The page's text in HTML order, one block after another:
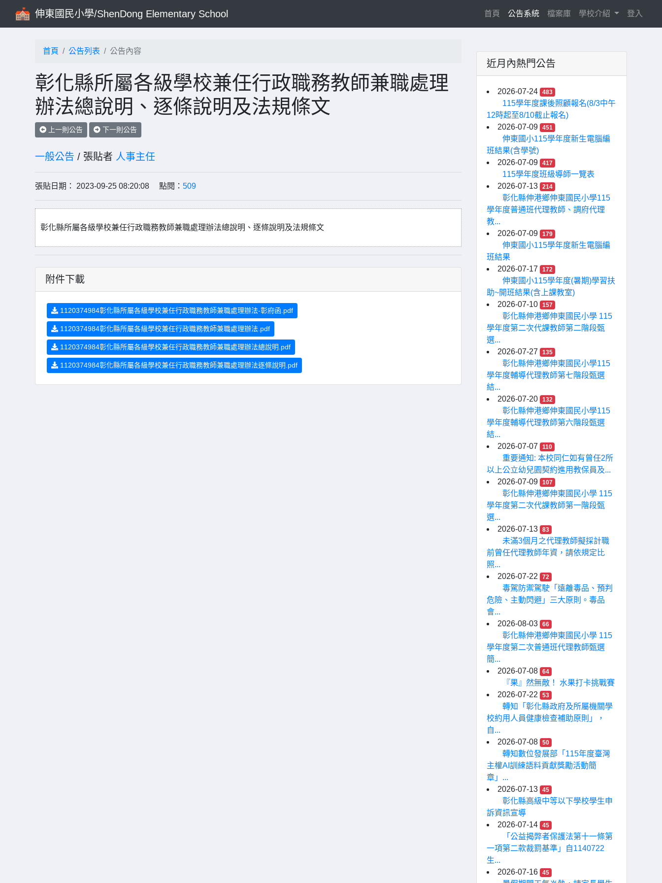
伸東國民小學/ShenDong Elementary School 首頁 (current)
公告系統 檔案庫 學校介紹 登入
首頁 公告列表 公告內容
彰化縣所屬各級學校兼任行政職務教師兼職處理
辦法總說明、逐條說明及法規條文
上一則公告 下一則公告
一般公告 / 張貼者 人事主任
張貼日期： 2023-09-25 08:20:08 點閱： 509
彰化縣所屬各級學校兼任行政職務教師兼職處理辦法總說明、逐條說明及法規條文
附件下載
1120374984彰化縣所屬各級學校兼任行政職務教師兼職處理辦法-彰府函.pdf
1120374984彰化縣所屬各級學校兼任行政職務教師兼職處理辦法.pdf
1120374984彰化縣所屬各級學校兼任行政職務教師兼職處理辦法總說明.pdf
1120374984彰化縣所屬各級學校兼任行政職務教師兼職處理辦法逐條說明.pdf
近月內熱門公告
2026-07-24 483
115學年度課後照顧報名(8/3中午
12時起至8/10截止報名)
2026-07-09
451
伸東國小115學年度新生電腦編
班結果(含學號)
2026-07-09
417
115學年度班級導師一覽表
2026-07-13
214
彰化縣伸港鄉伸東國民小學115
學年度普通班代理教師、調府代理
教...
2026-07-09
179
伸東國小115學年度新生電腦編
班結果
2026-07-17
172
伸東國小115學年度(暑期)學習扶
助~開班結果(含上課教室)
2026-07-10
157
彰化縣伸港鄉伸東國民小學 115
學年度第二次代課教師第二階段甄
選...
2026-07-27
135
彰化縣伸港鄉伸東國民小學115
學年度輔導代理教師第七階段甄選
結...
2026-07-20
132
彰化縣伸港鄉伸東國民小學115
學年度輔導代理教師第六階段甄選
結...
2026-07-07
110
重要通知: 本校同仁如有曾任2所
以上公立幼兒園契約進用教保員及...
2026-07-09
107
彰化縣伸港鄉伸東國民小學 115
學年度第二次代課教師第一階段甄
選...
2026-07-13
83
未滿3個月之代理教師擬採計職
前曾任代理教師年資，請依規定比
照...
2026-07-22
72
毒駕防禦駕駛「遠離毒品、預判
危險、主動閃避」三大原則。毒品
會...
2026-08-03
66
彰化縣伸港鄉伸東國民小學 115
學年度第二次普通班代理教師甄選
簡...
2026-07-08
64
『果』然無敵！ 水果打卡挑戰賽
2026-07-22
53
轉知「彰化縣政府及所屬機關學
校約用人員健康檢查補助原則」，
自...
2026-07-08
50
轉知數位發展部「115年度臺灣
主權AI訓練語料貢獻獎勵活動簡
章」...
2026-07-13
45
彰化縣高級中等以下學校學生申
訴資訊宣導
2026-07-14
45
「公益揭弊者保護法第十一條第
一項第二款裁罰基準」自1140722
生...
2026-07-16
45